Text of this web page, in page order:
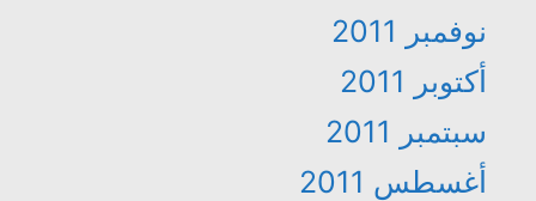
نوفمبر 2011
أكتوبر 2011
سبتمبر 2011
أغسطس 2011